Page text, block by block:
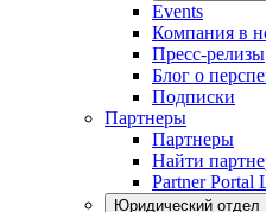
Events
Компания в
Пресс-релизы
Блог о
Подписки
Партнеры
Партнеры
Найти
Partner Portal
Юридический отдел